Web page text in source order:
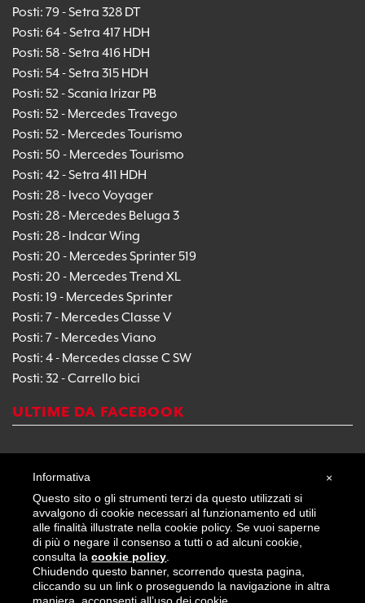
Posti: 79 - Setra 328 DT
Posti: 64 - Setra 417 HDH
Posti: 58 - Setra 416 HDH
Posti: 54 - Setra 315 HDH
Posti: 52 - Scania Irizar PB
Posti: 52 - Mercedes Travego
Posti: 52 - Mercedes Tourismo
Posti: 50 - Mercedes Tourismo
Posti: 42 - Setra 411 HDH
Posti: 28 - Iveco Voyager
Posti: 28 - Mercedes Beluga 3
Posti: 28 - Indcar Wing
Posti: 20 - Mercedes Sprinter 519
Posti: 20 - Mercedes Trend XL
Posti: 19 - Mercedes Sprinter
Posti: 7 - Mercedes Classe V
Posti: 7 - Mercedes Viano
Posti: 4 - Mercedes classe C SW
Posti: 32 - Carrello bici
ULTIME DA FACEBOOK
La Terra - Via Archimede, 285 C - 97100 Ragusa (RG) - tel:
0932.626240 -
Designed with love & passion by
×
Informativa
Questo sito o gli strumenti terzi da questo utilizzati si
avvalgono di cookie necessari al funzionamento ed utili
alle finalità illustrate nella cookie policy. Se vuoi saperne
di più o negare il consenso a tutti o ad alcuni cookie,
consulta lacookie policy
Chiudendo questo banner, scorrendo questa pagina,
cliccando su un link o proseguendo la navigazione in altra